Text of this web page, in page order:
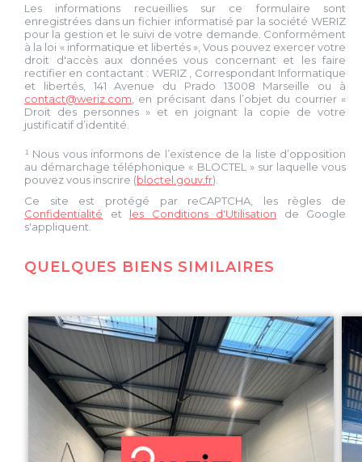
Les informations recueillies sur ce formulaire sont
enregistrées dans un fichier informatisé par la société WERIZ
pour la gestion et le suivi de votre demande. Conformément
à la loi « informatique et libertés », Vous pouvez exercer votre
droit d'accès aux données vous concernant et les faire
rectifier en contactant : WERIZ
, Correspondant Informatique
et libertés, 141 Avenue du Prado 13008 Marseille ou à
contact@weriz.com , en précisant dans l’objet du courrier «
Droit des personnes » et en joignant la copie de votre
justificatif d’identité.
¹ Nous vous informons de l’existence de la liste d’opposition
au démarchage téléphonique « BLOCTEL » sur laquelle vous
pouvez vous inscrire (bloctel.gouv.fr).
Ce site est protégé par reCAPTCHA, les règles de
Confidentialité et les Conditions d'Utilisation de Google
s'appliquent.
QUELQUES BIENS SIMILAIRES